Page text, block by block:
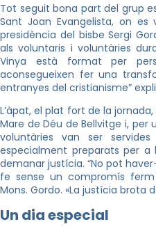
Tot seguit bona part del grup
Sant Joan Evangelista, on es
presidència del bisbe Sergi
als voluntaris i voluntàries
Vinya està format per
aconsegueixen fer una
entranyes del cristianisme”
L’àpat, el plat fort de la
Mare de Déu de Bellvitge i, per
voluntàries van ser
especialment preparats per a
demanar justícia. “No pot
fe sense un compromís ferm
Mons. Gordo. «La justícia brota
Un dia especial